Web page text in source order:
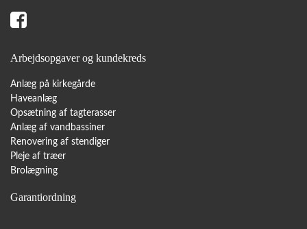
Arbejdsopgaver og kundekreds
Anlæg på kirkegårde
Haveanlæg
Opsætning af tagterasser
Anlæg af vandbassiner
Renovering af stendiger
Pleje af træer
Brolægning
Garantiordning